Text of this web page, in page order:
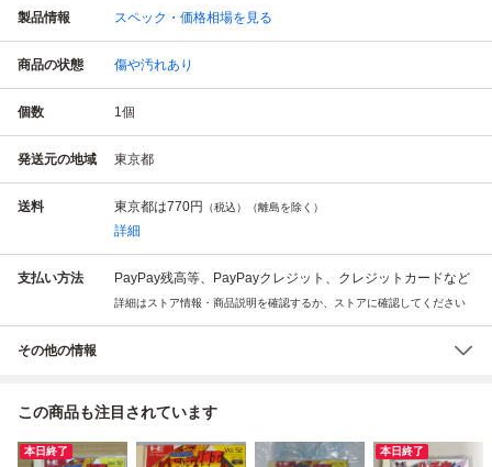
製品情報 スペック・価格相場を見る
商品の状態 傷や汚れあり
個数 1個
発送元の地域 東京都
送料 東京都は770円 （税込）（離島を除く）
詳細
支払い方法 PayPay残高等、PayPayクレジット、クレジットカードなど
詳細はストア情報・商品説明を確認するか、ストアに確認してください
その他の情報
この商品も注目されています
本日終了 本日終了